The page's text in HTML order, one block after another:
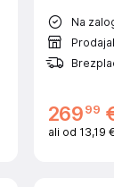
Na
26999
ali od 13,19 €